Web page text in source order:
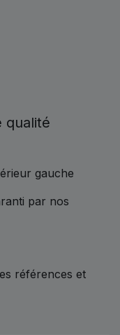
qualité
gauche
par nos
références et